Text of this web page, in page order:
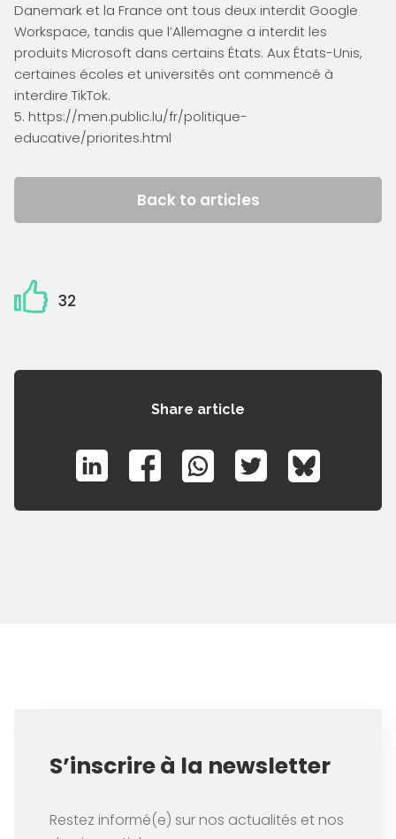
Danemark et la France ont tous deux interdit Google
Workspace, tandis que l’Allemagne a interdit les
produits Microsoft dans certains États. Aux États-Unis,
certaines écoles et universités ont commencé à
interdire TikTok.
5. https://men.public.lu/fr/politique-
educative/priorites.html
Back to articles
32
Share article
S’inscrire à la newsletter
Restez informé(e) sur nos actualités et nos